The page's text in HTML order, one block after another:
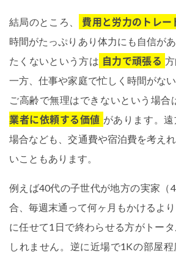
結局のところ、 費用と労力のトレー
時間がたっぷりあり体力にも自信が
たくないという方は 自力で頑張る
一方、仕事や家庭で忙しく時間がな
ご高齢で無理はできないという場合
業者に依頼する価値 があります​。
場合なども、交通費や宿泊費を考え
いこともあります。
例えば40代の子世代が地方の実家（
合、毎週末通って何ヶ月もかけるよ
に任せて1日で終わらせる方がトー
しれません。逆に近場で1Kの部屋